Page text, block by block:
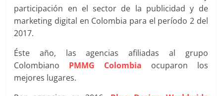
Actualidad
y
Mercadeo
participación en el sector de la publicidad y de
marketing digital en Colombia para el período 2 del
2017.
Éste año, las agencias afiliadas al grupo
Colombiano PMMG Colombia ocuparon los
mejores lugares.